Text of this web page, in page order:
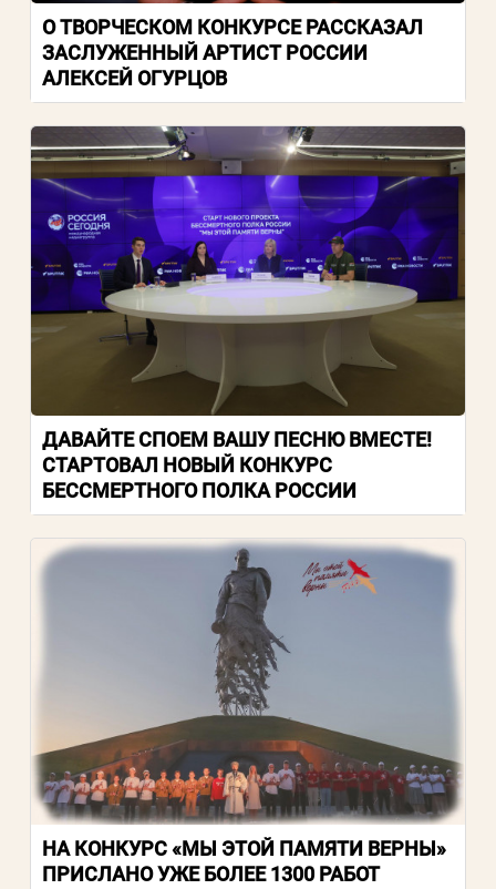
О ТВОРЧЕСКОМ КОНКУРСЕ РАССКАЗАЛ
ЗАСЛУЖЕННЫЙ АРТИСТ РОССИИ
АЛЕКСЕЙ ОГУРЦОВ
ДАВАЙТЕ СПОЕМ ВАШУ ПЕСНЮ ВМЕСТЕ!
СТАРТОВАЛ НОВЫЙ КОНКУРС
БЕССМЕРТНОГО ПОЛКА РОССИИ
НА КОНКУРС «МЫ ЭТОЙ ПАМЯТИ ВЕРНЫ»
ПРИСЛАНО УЖЕ БОЛЕЕ 1300 РАБОТ